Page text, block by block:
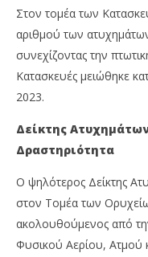
Στον τομέα των
αριθμού των
συνεχίζοντας την
Κατασκευές μειώθηκε
2023.
Δείκτης
Δραστηριότητα
Ο ψηλότερος Δείκτης
στον Τομέα των
ακολουθούμενος από
Φυσικού Αερίου, Ατμού